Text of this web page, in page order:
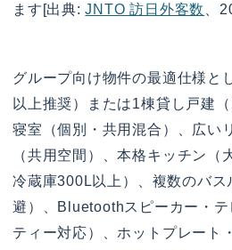
ます[出典:JNTO 訪日外客数 、
グループ向け物件の最適仕様と
以上推奨）または1棟貸し戸建
寝室（個別・共用混合）、広い
（共用空間）、本格キッチン（
冷蔵庫300L以上）、複数のバス
避）、Bluetoothスピーカー・
ティー対応）、ホットプレート